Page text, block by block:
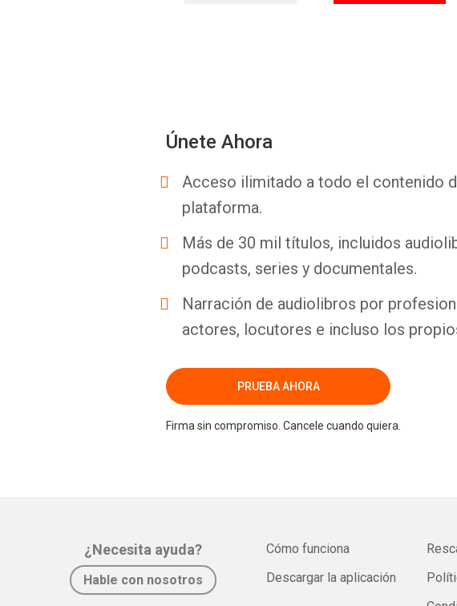
Únete Ahora
Acceso ilimitado a todo el contenido
plataforma.
Más de 30 mil títulos, incluidos
podcasts, series y documentales.
Narración de audiolibros por
actores, locutores e incluso los
PRUEBA AHORA
Firma sin compromiso. Cancele cuando quiera.
¿Necesita ayuda?
Hable con nosotros
Cómo funciona
Descargar la aplicación